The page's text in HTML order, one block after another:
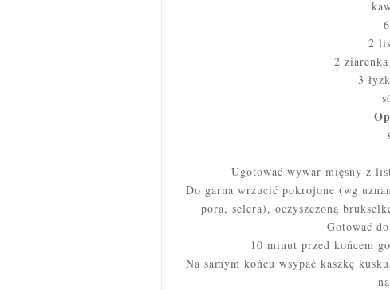
2
2
3
Ugotować wywar mięsny z
Do garna wrzucić pokrojone (wg
pora, selera), oczyszczoną
Gotować
10 minut przed końcem
Na samym końcu wsypać kaszkę